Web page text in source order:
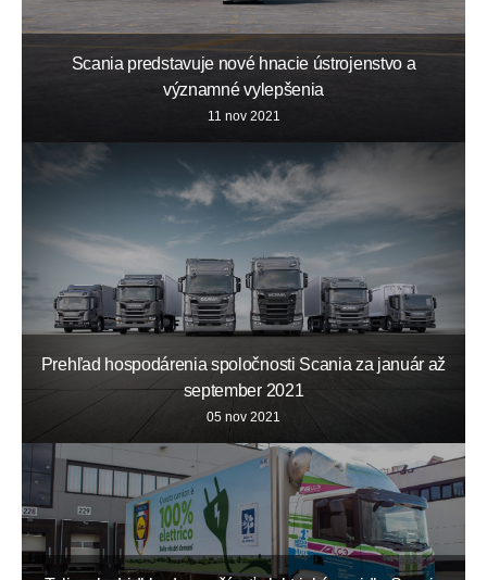
Scania predstavuje nové hnacie ústrojenstvo a
významné vylepšenia
11 nov 2021
Prehľad hospodárenia spoločnosti Scania za január až
september 2021
05 nov 2021